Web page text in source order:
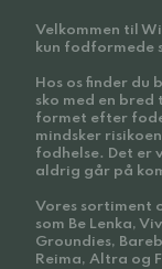
Velkommen til
kun fodformede
Hos os finder
sko med en
formet efter
mindsker
fodhelse. Det er
aldrig går på
Vores
som Be Lenka,
Groundies,
Reima, Altra og